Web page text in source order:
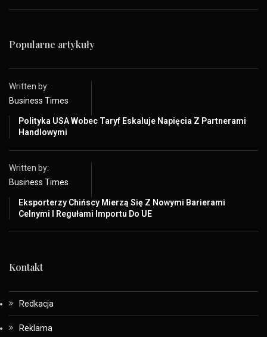
Popularne artykuły
Written by:
Business Times
Polityka USA Wobec Taryf Eskaluje Napięcia Z Partnerami
Handlowymi
Written by:
Business Times
Eksporterzy Chińscy Mierzą Się Z Nowymi Barierami
Celnymi I Regułami Importu Do UE
Kontakt
Redkacja
Reklama